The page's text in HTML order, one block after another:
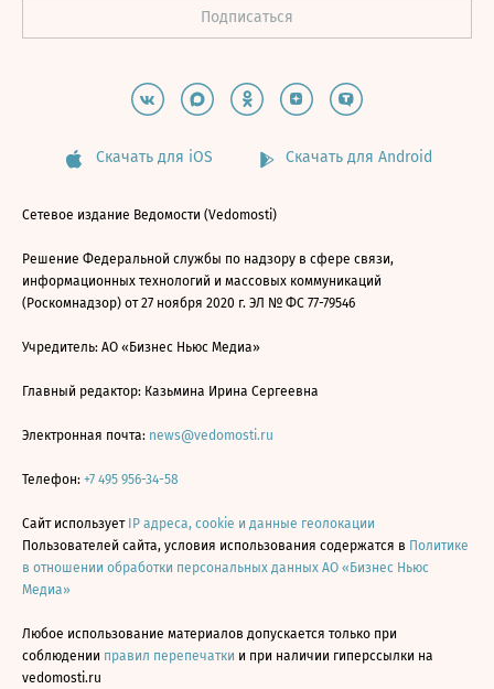
Скачать для iOS Скачать для Android
Сетевое издание Ведомости (Vedomosti)
Решение Федеральной службы по надзору в сфере связи,
информационных технологий и массовых коммуникаций
(Роскомнадзор) от 27 ноября 2020 г. ЭЛ № ФС 77-79546
Учредитель: АО «Бизнес Ньюс Медиа»
Главный редактор: Казьмина Ирина Сергеевна
Электронная почта: news@vedomosti.ru
Телефон: +7 495 956-34-58
Сайт использует IP адреса, cookie и данные геолокации
Пользователей сайта, условия использования содержатся в Политике
в отношении обработки персональных данных АО «Бизнес Ньюс
Медиа»
Любое использование материалов допускается только при
соблюдении правил перепечатки и при наличии гиперссылки на
vedomosti.ru